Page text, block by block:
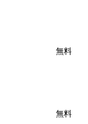
無料
無料